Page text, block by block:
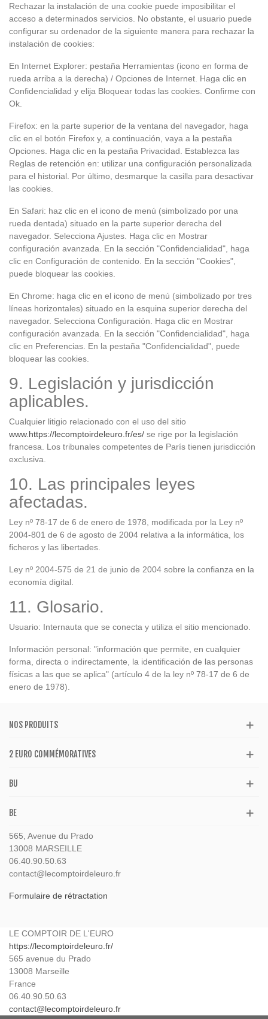
Rechazar la instalación de una cookie puede imposibilitar el
acceso a determinados servicios. No obstante, el usuario puede
configurar su ordenador de la siguiente manera para rechazar la
instalación de cookies:
En Internet Explorer: pestaña Herramientas (icono en forma de
rueda arriba a la derecha) / Opciones de Internet. Haga clic en
Confidencialidad y elija Bloquear todas las cookies. Confirme con
Ok.
Firefox: en la parte superior de la ventana del navegador, haga
clic en el botón Firefox y, a continuación, vaya a la pestaña
Opciones. Haga clic en la pestaña Privacidad. Establezca las
Reglas de retención en: utilizar una configuración personalizada
para el historial. Por último, desmarque la casilla para desactivar
las cookies.
En Safari: haz clic en el icono de menú (simbolizado por una
rueda dentada) situado en la parte superior derecha del
navegador. Selecciona Ajustes. Haga clic en Mostrar
configuración avanzada. En la sección "Confidencialidad", haga
clic en Configuración de contenido. En la sección "Cookies",
puede bloquear las cookies.
En Chrome: haga clic en el icono de menú (simbolizado por tres
líneas horizontales) situado en la esquina superior derecha del
navegador. Selecciona Configuración. Haga clic en Mostrar
configuración avanzada. En la sección "Confidencialidad", haga
clic en Preferencias. En la pestaña "Confidencialidad", puede
bloquear las cookies.
9. Legislación y jurisdicción
aplicables.
Cualquier litigio relacionado con el uso del sitio
www.https://lecomptoirdeleuro.fr/es/ se rige por la legislación
francesa. Los tribunales competentes de París tienen jurisdicción
exclusiva.
10. Las principales leyes
afectadas.
Ley nº 78-17 de 6 de enero de 1978, modificada por la Ley nº
2004-801 de 6 de agosto de 2004 relativa a la informática, los
ficheros y las libertades.
Ley nº 2004-575 de 21 de junio de 2004 sobre la confianza en la
economía digital.
11. Glosario.
Usuario: Internauta que se conecta y utiliza el sitio mencionado.
Información personal: "información que permite, en cualquier
forma, directa o indirectamente, la identificación de las personas
físicas a las que se aplica" (artículo 4 de la ley nº 78-17 de 6 de
enero de 1978).
NOS PRODUITS
2 EURO COMMÉMORATIVES
BU
BE
565, Avenue du Prado
13008 MARSEILLE
06.40.90.50.63
contact@lecomptoirdeleuro.fr
Formulaire de rétractation
LE COMPTOIR DE L'EURO
https://lecomptoirdeleuro.fr/
565 avenue du Prado
13008 Marseille
France
06.40.90.50.63
contact@lecomptoirdeleuro.fr